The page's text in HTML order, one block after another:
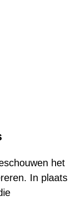
het
In plaats